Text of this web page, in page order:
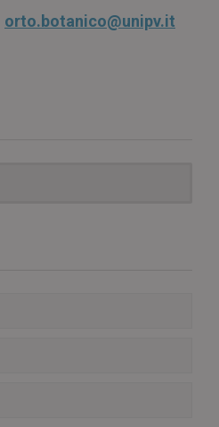
orto.botanico@unipv.it